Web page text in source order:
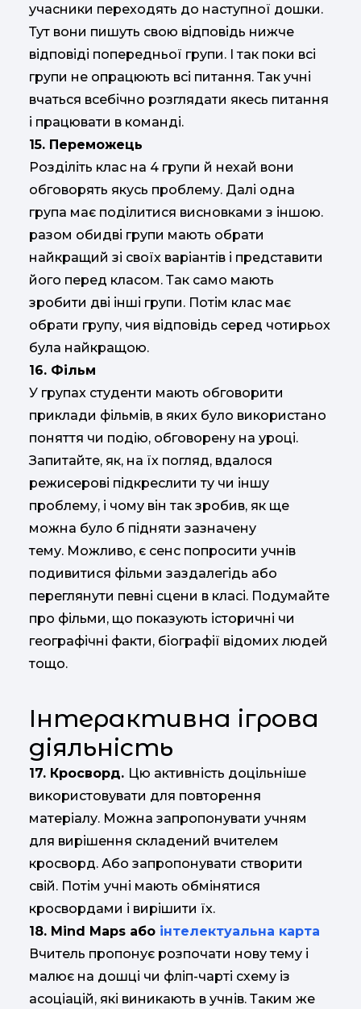
учасники переходять до наступної дошки.
Тут вони пишуть свою відповідь нижче
відповіді попередньої групи. І так поки всі
групи не опрацюють всі питання. Так учні
вчаться всебічно розглядати якесь питання
і працювати в команді.
15. Переможець
Розділіть клас на 4 групи й нехай вони
обговорять якусь проблему. Далі одна
група має поділитися висновками з іншою.
разом обидві групи мають обрати
найкращий зі своїх варіантів і представити
його перед класом. Так само мають
зробити дві інші групи. Потім клас має
обрати групу, чия відповідь серед чотирьох
була найкращою.
16. Фільм
У групах студенти мають обговорити
приклади фільмів, в яких було використано
поняття чи подію, обговорену на уроці.
Запитайте, як, на їх погляд, вдалося
режисерові підкреслити ту чи іншу
проблему, і чому він так зробив, як ще
можна було б підняти зазначену
тему. Можливо, є сенс попросити учнів
подивитися фільми заздалегідь або
переглянути певні сцени в класі. Подумайте
про фільми, що показують історичні чи
географічні факти, біографії відомих людей
тощо.
Інтерактивна ігрова
діяльність
17. Кросворд. Цю активність доцільніше
використовувати для повторення
матеріалу. Можна запропонувати учням
для вирішення складений вчителем
кросворд. Або запропонувати створити
свій. Потім учні мають обмінятися
кросвордами і вирішити їх.
18. Mind Maps або інтелектуальна карта
Вчитель пропонує розпочати нову тему і
малює на дошці чи фліп-чарті схему із
асоціацій, які виникають в учнів. Таким же